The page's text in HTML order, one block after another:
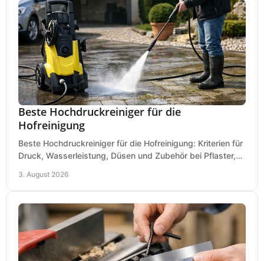
Beste Hochdruckreiniger für die
Hofreinigung
Beste Hochdruckreiniger für die Hofreinigung: Kriterien für
Druck, Wasserleistung, Düsen und Zubehör bei Pflaster,
3. August 2026